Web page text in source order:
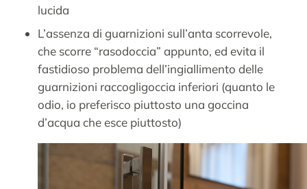
lucida
L’assenza di guarnizioni sull’anta scorrevole,
che scorre “rasodoccia” appunto, ed evita il
fastidioso problema dell’ingiallimento delle
guarnizioni raccogligoccia inferiori (quanto le
odio, io preferisco piuttosto una goccina
d’acqua che esce piuttosto)